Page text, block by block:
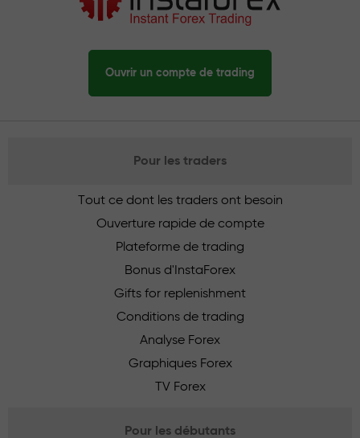
Ouvrir un compte de trading
Pour les traders
Tout ce dont les traders ont besoin
Ouverture rapide de compte
Plateforme de trading
Bonus d'InstaForex
Gifts for replenishment
Conditions de trading
Analyse Forex
Graphiques Forex
TV Forex
Pour les débutants